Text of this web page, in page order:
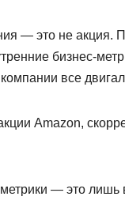
— это не акция.
бизнес-
все
Amazon,
— это